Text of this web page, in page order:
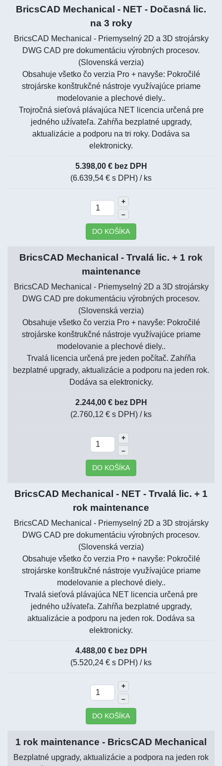
BricsCAD Mechanical - NET - Dočasná lic.
na 3 roky
BricsCAD Mechanical - Priemyselný 2D a 3D strojársky
DWG CAD pre dokumentáciu výrobných procesov.
(Slovenská verzia)
Obsahuje všetko čo verzia Pro + navyše: Pokročilé
strojárske konštrukčné nástroje využívajúce priame
modelovanie a plechové diely..
Trojročná sieťová plávajúca NET licencia určená pre
jedného užívateľa. Zahŕňa bezplatné upgrady,
aktualizácie a podporu na tri roky. Dodáva sa
elektronicky.
5.398,00 € bez DPH
(6.639,54 € s DPH) / ks
+
–
DO KOŠÍKA
BricsCAD Mechanical - Trvalá lic. + 1 rok
maintenance
BricsCAD Mechanical - Priemyselný 2D a 3D strojársky
DWG CAD pre dokumentáciu výrobných procesov.
(Slovenská verzia)
Obsahuje všetko čo verzia Pro + navyše: Pokročilé
strojárske konštrukčné nástroje využívajúce priame
modelovanie a plechové diely..
Trvalá licencia určená pre jeden počítač. Zahŕňa
bezplatné upgrady, aktualizácie a podporu na jeden rok.
Dodáva sa elektronicky.
2.244,00 € bez DPH
(2.760,12 € s DPH) / ks
+
–
DO KOŠÍKA
BricsCAD Mechanical - NET - Trvalá lic. + 1
rok maintenance
BricsCAD Mechanical - Priemyselný 2D a 3D strojársky
DWG CAD pre dokumentáciu výrobných procesov.
(Slovenská verzia)
Obsahuje všetko čo verzia Pro + navyše: Pokročilé
strojárske konštrukčné nástroje využívajúce priame
modelovanie a plechové diely..
Trvalá sieťová plávajúca NET licencia určená pre
jedného užívateľa. Zahŕňa bezplatné upgrady,
aktualizácie a podporu na jeden rok. Dodáva sa
elektronicky.
4.488,00 € bez DPH
(5.520,24 € s DPH) / ks
+
–
DO KOŠÍKA
1 rok maintenance - BricsCAD Mechanical
Bezplatné upgrady, aktualizácie a podpora na jeden rok